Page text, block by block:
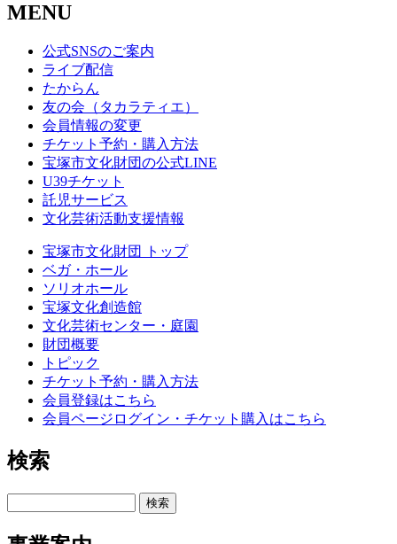
MENU
公式SNSのご案内
ライブ配信
たからん
友の会（タカラティエ）
会員情報の変更
チケット予約・購入方法
宝塚市文化財団の公式LINE
U39チケット
託児サービス
文化芸術活動支援情報
宝塚市文化財団 トップ
ベガ・ホール
ソリオホール
宝塚文化創造館
文化芸術センター・庭園
財団概要
トピック
チケット予約・購入方法
会員登録はこちら
会員ページログイン・チケット購入はこちら
検索
検索